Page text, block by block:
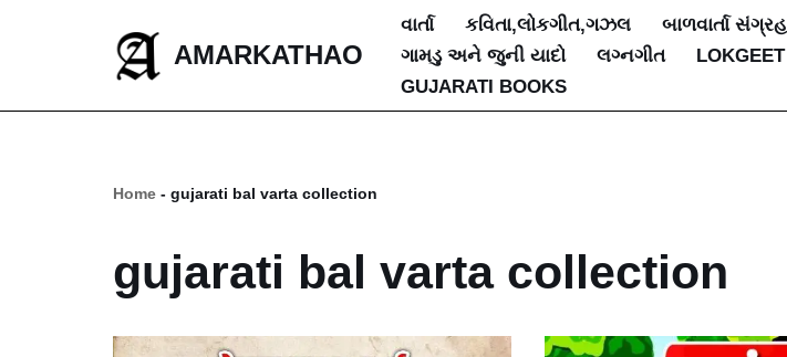
AMARKATHAO
વાર્તા કવિતા,લોકગીત,ગઝલ બાળવાર્તા સંગ્રહ
ગામડુ અને જુની યાદો
લગ્નગીત LOKGEET
GUJARATI BOOKS
Home - gujarati bal varta collection
gujarati bal varta collection